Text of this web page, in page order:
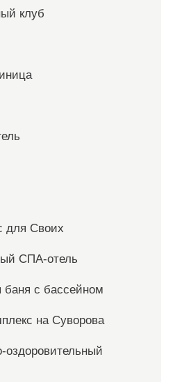
клуб
для Своих
СПА-отель
баня с бассейном
на Суворова
оздоровительный